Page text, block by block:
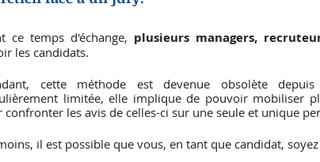
ce temps d'échange, plusieurs managers,
les candidats.
cette méthode est devenue obsolète
limitée, elle implique de pouvoir mobiliser
confronter les avis de celles-ci sur une seule et unique
il est possible que vous, en tant que candidat,